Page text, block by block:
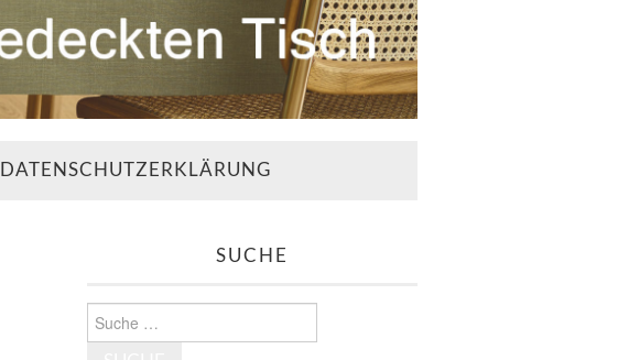
DATENSCHUTZERKLÄRUNG
SUCHE
Suche
nach: